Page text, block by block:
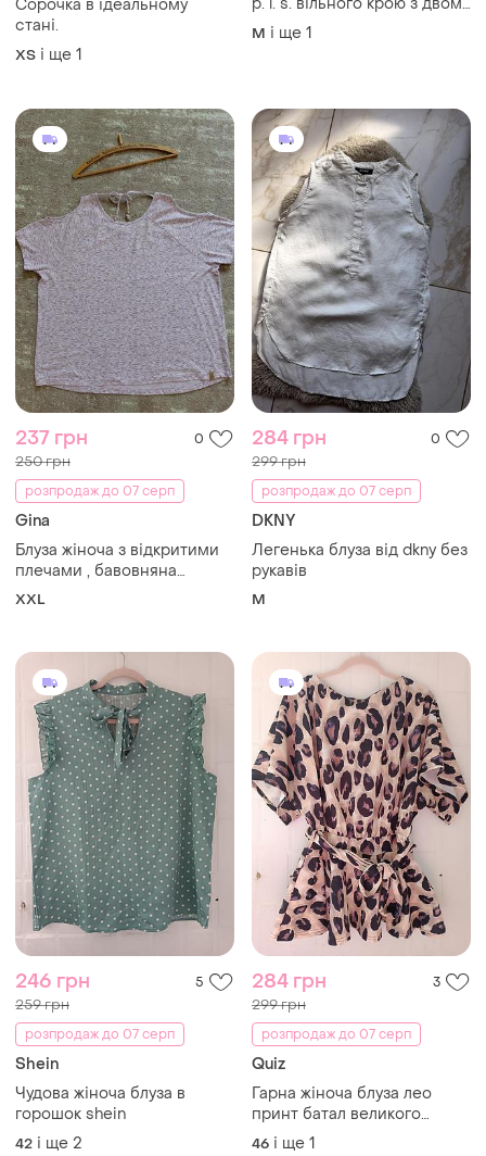
Сорочка в ідеальному
стані.
ХS і ще 1
функціональними
кишенями на ґудзиках.
M і ще 1
237 грн 0
250 грн
розпродаж до 07 серп
Gina
Блуза жіноча з відкритими
плечами , бавовняна
бузкового коляру від gina
XXL
284 грн 0
299 грн
розпродаж до 07 серп
DKNY
Легенька блуза від dkny без
рукавів
M
246 грн 5
259 грн
розпродаж до 07 серп
Shein
Чудова жіноча блуза в
горошок shein
42 і ще 2
284 грн 3
299 грн
розпродаж до 07 серп
Quiz
Гарна жіноча блуза лео
принт батал великого
розміру приталена
46 і ще 1